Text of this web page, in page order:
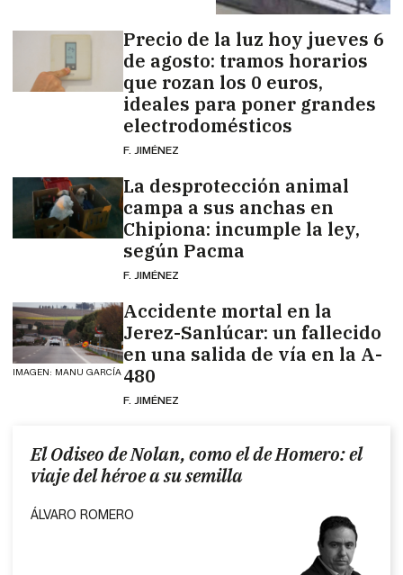
Precio de la luz hoy jueves 6
de agosto: tramos horarios
que rozan los 0 euros,
ideales para poner grandes
electrodomésticos
F. JIMÉNEZ
La desprotección animal
campa a sus anchas en
Chipiona: incumple la ley,
según Pacma
F. JIMÉNEZ
IMAGEN: MANU GARCÍA
Accidente mortal en la
Jerez-Sanlúcar: un fallecido
en una salida de vía en la A-
480
F. JIMÉNEZ
El Odiseo de Nolan, como el de Homero: el
viaje del héroe a su semilla
ÁLVARO ROMERO